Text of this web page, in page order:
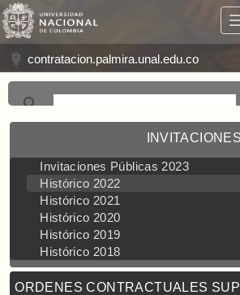
contratacion.palmira.unal.edu.co
Invitaciones Públicas 2023
Histórico 2022
Histórico 2021
Histórico 2020
Histórico 2019
Histórico 2018
ORDENES CONTRACTUALES